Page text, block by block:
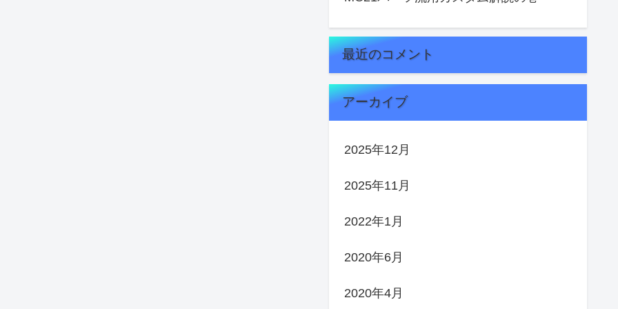
最近のコメント
アーカイブ
2025年12月
2025年11月
2022年1月
2020年6月
2020年4月